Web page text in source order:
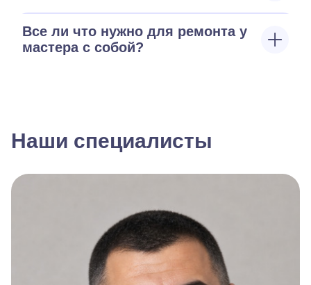
Все ли что нужно для ремонта у
мастера с собой?
Наши специалисты